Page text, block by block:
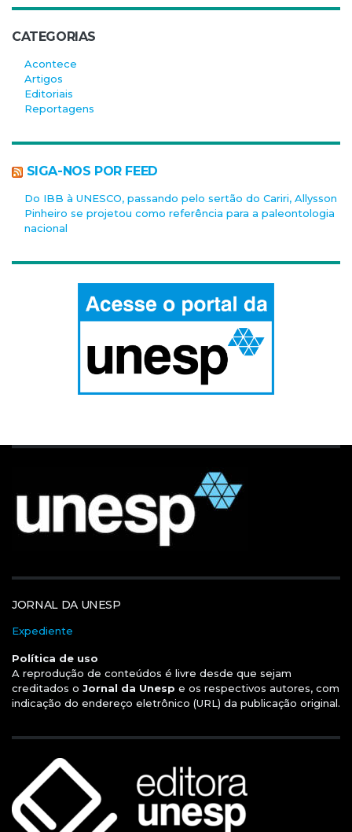
CATEGORIAS
Acontece
Artigos
Editoriais
Reportagens
SIGA-NOS POR FEED
Do IBB à UNESCO, passando pelo sertão do Cariri, Allysson
Pinheiro se projetou como referência para a paleontologia
nacional
JORNAL DA UNESP
Expediente
Política de uso
A reprodução de conteúdos é livre desde que sejam
creditados o Jornal da Unesp e os respectivos autores, com
indicação do endereço eletrônico (URL) da publicação original.